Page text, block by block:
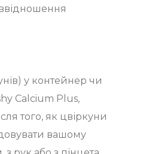
у контейнер чи
Calcium Plus,
того, як цвіркуни
вашому